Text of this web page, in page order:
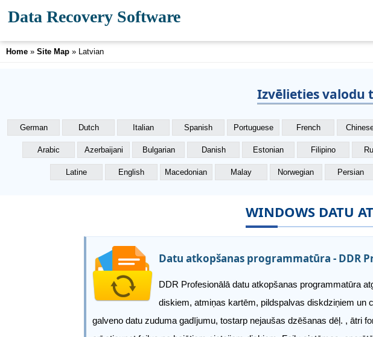
Data Recovery Software
Home » Site Map » Latvian
Izvēlieties valodu
German Dutch Italian Spanish Portuguese French
Arabic Azerbaijani Bulgarian Danish Estonian Filipino
Latine English Macedonian Malay Norwegian Persian
WINDOWS DATU
Datu atkopšanas programmatūra - DDR
DDR Profesionālā datu atkopšanas programmatūra
diskiem, atmiņas kartēm, pildspalvas diskdziņiem un
galveno datu zuduma gadījumu, tostarp nejaušas dzēšanas dēļ. , ātri